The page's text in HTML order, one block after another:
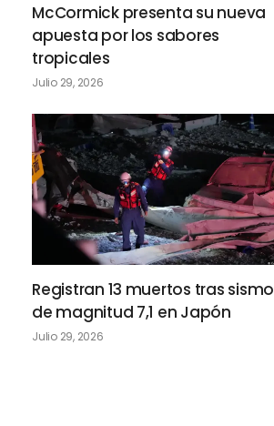
McCormick presenta su nueva
apuesta por los sabores
tropicales
Julio 29, 2026
Registran 13 muertos tras sismo
de magnitud 7,1 en Japón
Julio 29, 2026